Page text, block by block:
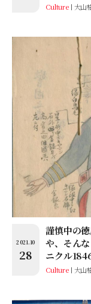
Culture 大山
2021.10
28
謹慎中の
や、そん
ニクル
Culture 大山